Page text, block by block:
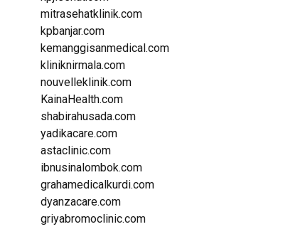
mitrasehatklinik.com
kpbanjar.com
kemanggisanmedical.com
kliniknirmala.com
nouvelleklinik.com
KainaHealth.com
shabirahusada.com
yadikacare.com
astaclinic.com
ibnusinalombok.com
grahamedicalkurdi.com
dyanzacare.com
griyabromoclinic.com